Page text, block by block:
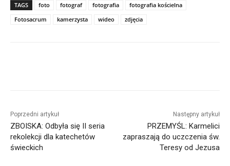
TAGS foto fotograf fotografia
fotografia kościelna
Fotosacrum
kamerzysta wideo zdjęcia
Poprzedni artykuł
ZBOISKA: Odbyła się II seria
rekolekcji dla katechetów
świeckich
Następny artykuł
PRZEMYŚL: Karmelici
zapraszają do uczczenia św.
Teresy od Jezusa